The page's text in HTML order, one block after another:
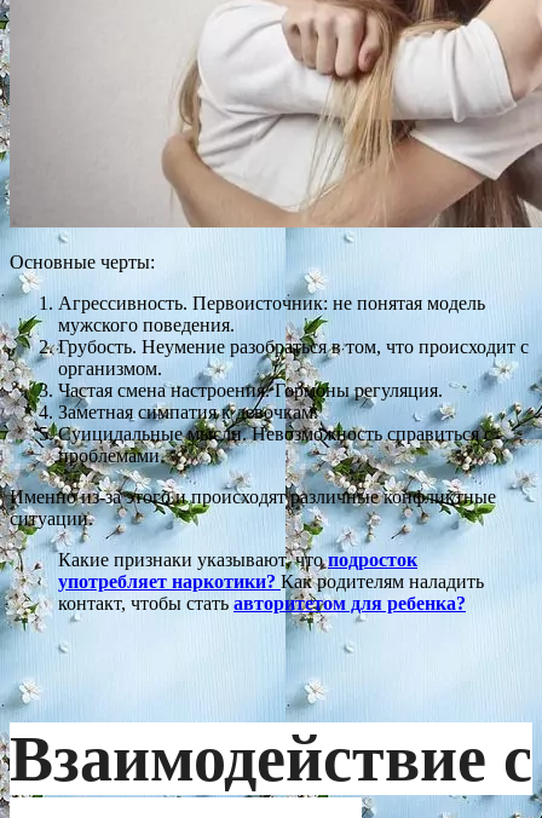
Основные черты:
Агрессивность. Первоисточник: не понятая модель
мужского поведения.
Грубость. Неумение разобраться в том, что происходит с
организмом.
Частая смена настроения. Гормоны регуляция.
Заметная симпатия к девочкам.
Суицидальные мысли. Невозможность справиться с
проблемами.
Именно из-за этого и происходят различные конфликтные
ситуации.
Какие признаки указывают, чтоподросток
употребляет наркотики? Как родителям наладить
контакт, чтобы стать авторитетом для ребенка?
Взаимодействие с